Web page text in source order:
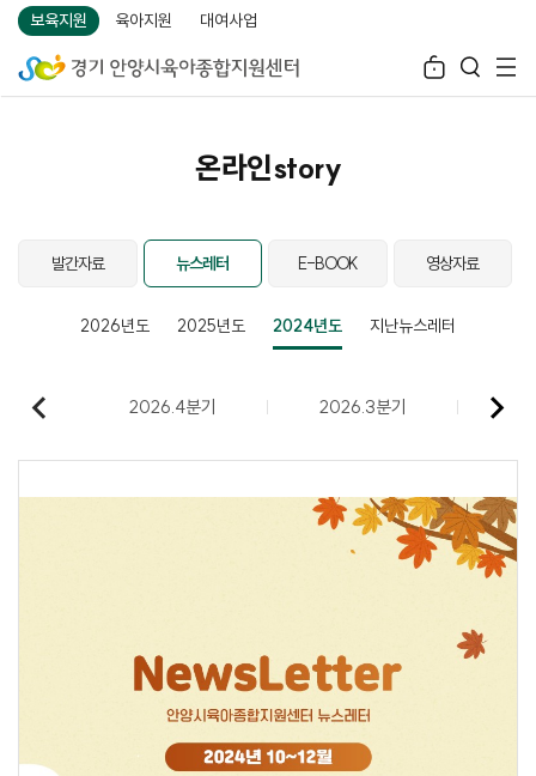
보육지원 육아지원 대여사업
온라인story
발간자료 뉴스레터 E-BOOK 영상자료
2026년도 2025년도 2024년도 지난뉴스레터
2026.4분기 2026.3분기